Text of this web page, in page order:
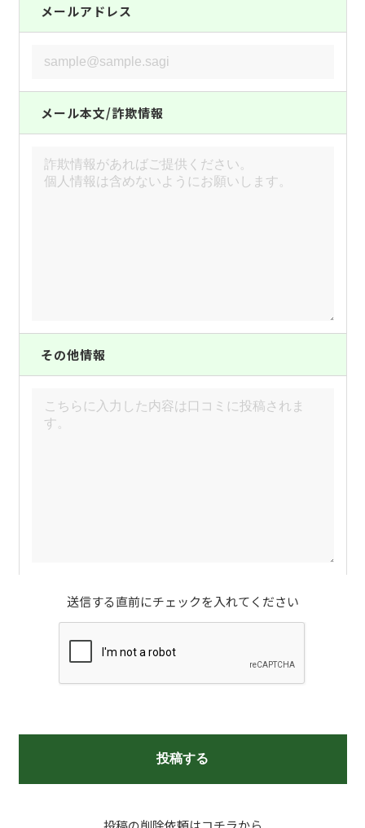
メールアドレス
メール本文/詐欺情報
その他情報
送信する直前にチェックを入れてください